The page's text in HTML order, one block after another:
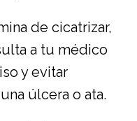
de cicatrizar,
a tu médico
y evitar
úlcera o ata.